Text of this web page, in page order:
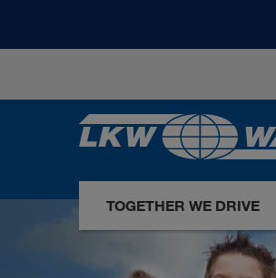
TOGETHER WE DRIVE